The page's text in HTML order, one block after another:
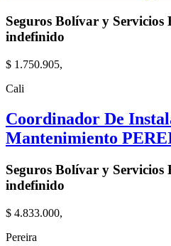
Seguros Bolívar y
indefinido
$ 1.750.905,
Cali
Coordinador De
Mantenimiento
Seguros Bolívar y
indefinido
$ 4.833.000,
Pereira